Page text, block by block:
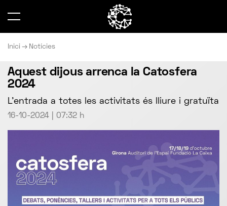
Inici Notícies
Aquest dijous arrenca la Catosfera
2024
L’entrada a totes les activitats és lliure i gratuïta
16-10-2024 | 07:32 h